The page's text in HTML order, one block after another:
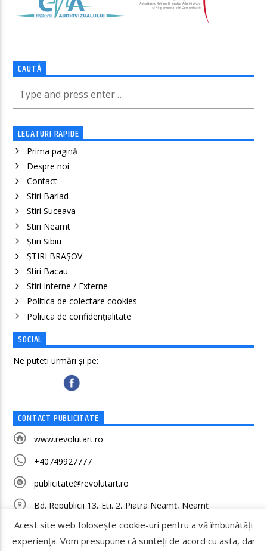
CAUTĂ
LEGATURI RAPIDE
Prima pagină
Despre noi
Contact
Stiri Barlad
Stiri Suceava
Stiri Neamt
Știri Sibiu
ȘTIRI BRAȘOV
Stiri Bacau
Stiri Interne / Externe
Politica de colectare cookies
Politica de confidenţialitate
SOCIAL
Ne puteti urmări și pe:
CONTACT PUBLICITATE
www.revolutart.ro
+40749927777
publicitate@revolutart.ro
Bd. Republicii 13, Etj. 2, Piatra Neamț, Neamț
Acest site web folosește cookie-uri pentru a vă îmbunătăți
experiența. Vom presupune că sunteți de acord cu asta, dar